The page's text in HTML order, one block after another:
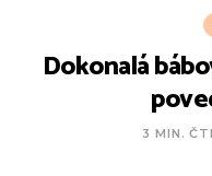
Dokonalá
3 MIN.